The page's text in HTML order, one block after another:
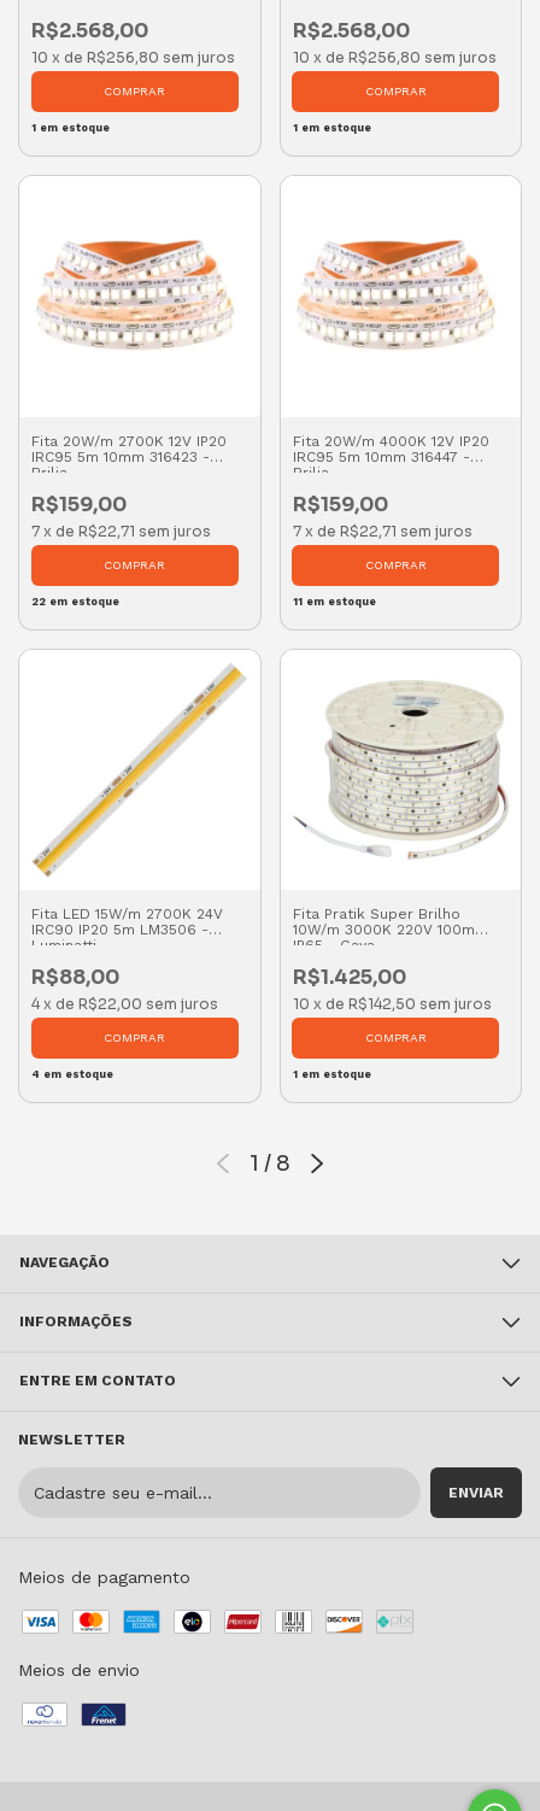
R$2.568,00
10 x de R$256,80 sem juros
1 em estoque
R$2.568,00
10 x de R$256,80 sem juros
1em estoque
Fita 20W/m 2700K 12V IP20
IRC95 5m 10mm 316423 -
Brilia
R$159,00
7 x de R$22,71 sem juros
22 em estoque
Fita 20W/m 4000K 12V IP20
IRC95 5m 10mm 316447 -
Brilia
R$159,00
7 x de R$22,71 sem juros
11em estoque
Fita LED 15W/m 2700K 24V
IRC90 IP20 5m LM3506 -
Luminatti
R$88,00
4 x de R$22,00 sem juros
4 em estoque
Fita Pratik Super Brilho
10W/m 3000K 220V 100m
IP65 - Gaya
R$1.425,00
10 x de R$142,50 sem juros
1em estoque
1 / 8
NAVEGAÇÃO
INFORMAÇÕES
ENTRE EM CONTATO
NEWSLETTER
Meios de pagamento
Meios de envio